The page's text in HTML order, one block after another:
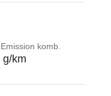
komb.
g/km